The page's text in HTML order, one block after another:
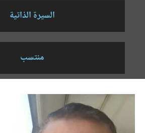
السيرة الذاتية
منتسب